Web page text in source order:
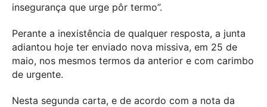
insegurança que urge pôr termo”.
Perante a inexistência de qualquer resposta, a junta
adiantou hoje ter enviado nova missiva, em 25 de
maio, nos mesmos termos da anterior e com carimbo
de urgente.
Nesta segunda carta, e de acordo com a nota da